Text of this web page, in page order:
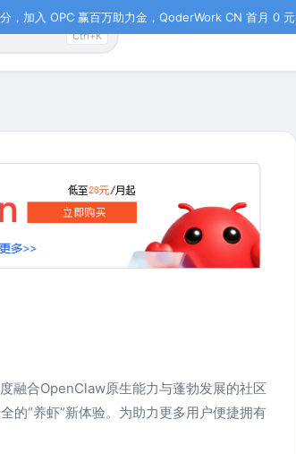
，加入 OPC 赢百万助力金，QoderWork CN 首月 0 元
Ctrl+K
融合OpenClaw原生能力与蓬勃发展的社区
的“养虾”新体验。为助力更多用户便捷拥有